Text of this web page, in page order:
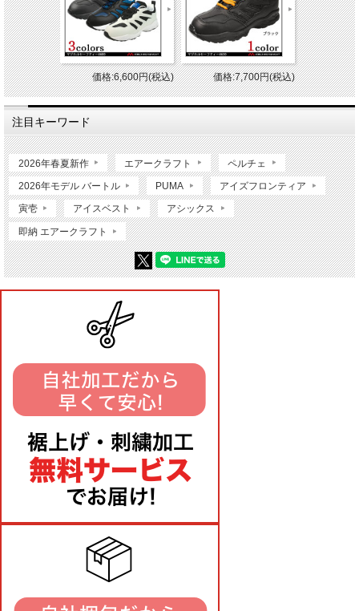
価格:6,600円(税込) 価格:7,700円(税込)
注目キーワード
2026年春夏新作 エアークラフト ペルチェ
2026年モデル バートル PUMA アイズフロンティア
寅壱 アイスベスト アシックス
即納 エアークラフト